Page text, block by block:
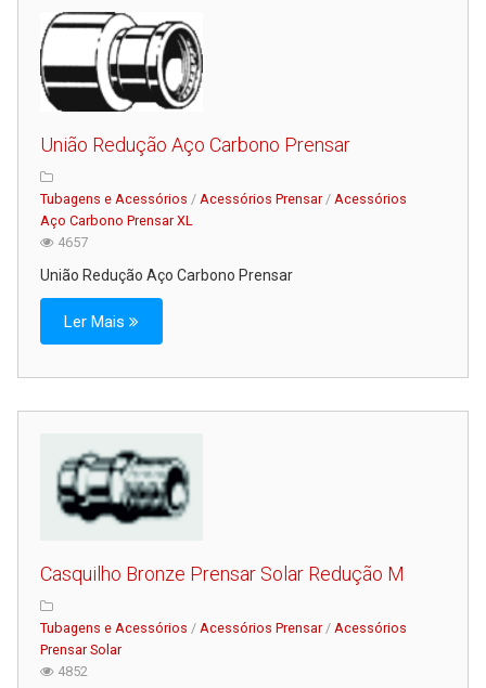
União Redução Aço Carbono Prensar
Tubagens e Acessórios / Acessórios Prensar/ Acessórios
Aço Carbono Prensar XL
4657
União Redução Aço Carbono Prensar
Ler Mais
Casquilho Bronze Prensar Solar Redução M
Tubagens e Acessórios / Acessórios Prensar/ Acessórios
Prensar Solar
4852